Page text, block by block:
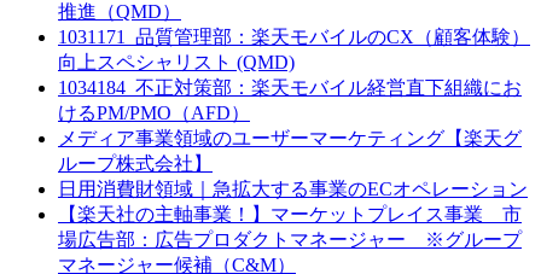
推進（QMD）
1031171_品質管理部：楽天モバイルのCX（顧客体験）
向上スペシャリスト (QMD)
1034184_不正対策部：楽天モバイル経営直下組織にお
けるPM/PMO（AFD）
メディア事業領域のユーザーマーケティング【楽天グ
ループ株式会社】
日用消費財領域｜急拡大する事業のECオペレーション
【楽天社の主軸事業！】マーケットプレイス事業 市
場広告部：広告プロダクトマネージャー ※グループ
マネージャー候補（C&M）